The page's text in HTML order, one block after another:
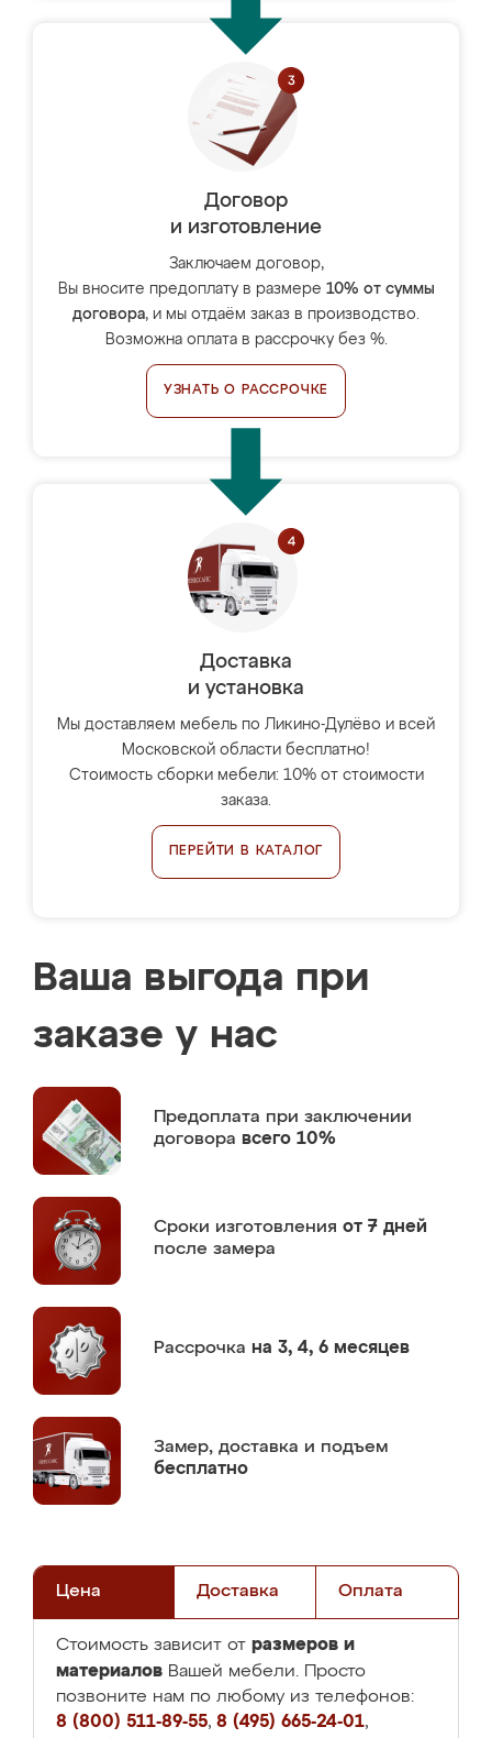
Договор
и изготовление
Заключаем договор,
Вы вносите предоплату в размере 10% от суммы
договора, и мы отдаём заказ в производство.
Возможна оплата в рассрочку без %.
УЗНАТЬ О РАССРОЧКЕ
Доставка
и установка
Мы доставляем мебель по Ликино-Дулёво и всей
Московской области бесплатно!
Стоимость сборки мебели: 10% от стоимости
заказа.
ПЕРЕЙТИ В КАТАЛОГ
Ваша выгода при
заказе у нас
Предоплата при заключении
договора всего 10%
Сроки изготовления от 7 дней
после замера
Рассрочка на 3, 4, 6 месяцев
Замер, доставка и подъем
бесплатно
Цена Доставка Оплата
Стоимость зависит от размеров и
материалов Вашей мебели. Просто
позвоните нам по любому из телефонов:
8 (800) 511-89-55, 8 (495) 665-24-01,